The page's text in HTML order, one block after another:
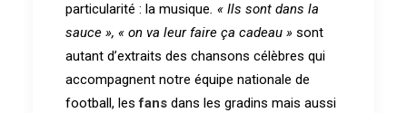
particularité : la musique. « Ils sont dans la
sauce », « on va leur faire ça cadeau » sont
autant d’extraits des chansons célèbres qui
accompagnent notre équipe nationale de
football, lesfans dans les gradins mais aussi